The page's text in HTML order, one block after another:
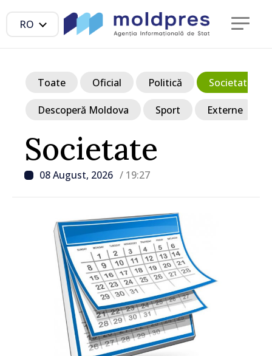
RO
Societate
08 August, 2026 / 19:27
Toate Oficial Politică Societate
Descoperă Moldova Sport Externe